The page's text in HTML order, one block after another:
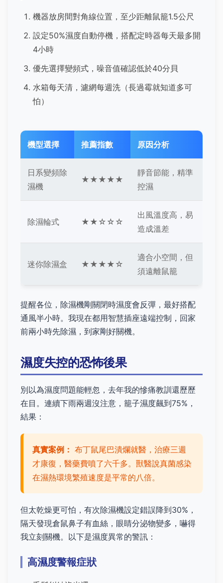
機器放房間對角線位置，至少距離鼠籠1.5公尺
設定50%濕度自動停機，搭配定時器每天最多開
4小時
優先選擇變頻式，噪音值確認低於40分貝
水箱每天清，濾網每週洗（長過霉就知道多可
怕）
機型選擇 推薦指數 原因分析
日系變頻除
濕機
★★★★★
靜音節能，精準
控濕
除濕輪式 ★★☆☆☆
出風溫度高，易
造成溫差
迷你除濕盒 ★★★★☆
適合小空間，但
須遠離鼠籠
提醒各位，除濕機剛關閉時濕度會反彈，最好搭配
通風半小時。我現在都用智慧插座遠端控制，回家
前兩小時先除濕，到家剛好關機。
濕度失控的恐怖後果
別以為濕度問題能輕忽，去年我的慘痛教訓還歷歷
在目。連續下雨兩週沒注意，籠子濕度飆到75%，
結果：
真實案例： 布丁鼠尾巴潰爛就醫，治療三週
才康復，醫藥費噴了六千多。獸醫說真菌感染
在濕熱環境繁殖速度是平常的八倍。
但太乾燥更可怕，有次除濕機設定錯誤降到30%，
隔天發現倉鼠鼻子有血絲，眼睛分泌物變多，嚇得
我立刻關機。以下是濕度異常的警訊：
高濕度警報症狀